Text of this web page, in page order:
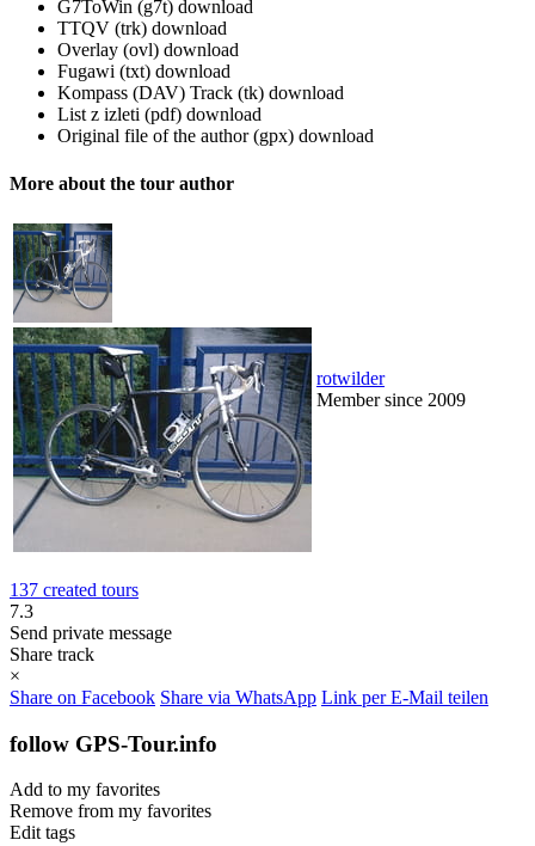
G7ToWin (g7t) download
TTQV (trk) download
Overlay (ovl) download
Fugawi (txt) download
Kompass (DAV) Track (tk) download
List z izleti (pdf) download
Original file of the author (gpx) download
More about the tour author
rotwilder
Member since 2009
137 created tours
7.3
Send private message
Share track
×
Share on Facebook Share via WhatsApp Link per E-Mail teilen
follow GPS-Tour.info
Add to my favorites
Remove from my favorites
Edit tags